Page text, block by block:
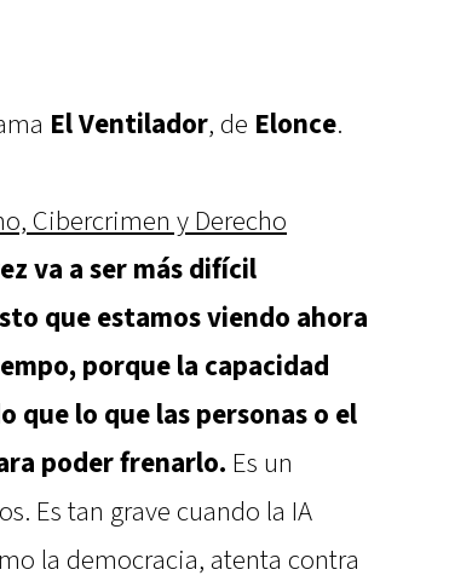
El Ventilador, de Elonce.
Cibercrimen y Derecho
va a ser más difícil
que estamos viendo ahora
porque la capacidad
que lo que las personas o el
poder frenarlo. Es un
Es tan grave cuando la IA
la democracia, atenta contra